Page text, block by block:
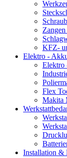
KFZ-
Elektro -
Elektro
Flex
Makita
Installation &